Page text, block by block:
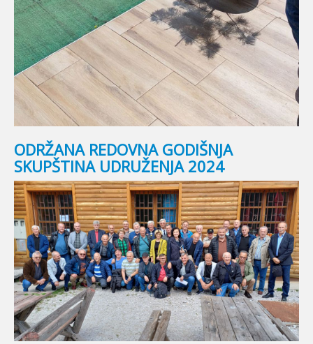
ODRŽANA REDOVNA GODIŠNJA
SKUPŠTINA UDRUŽENJA 2024